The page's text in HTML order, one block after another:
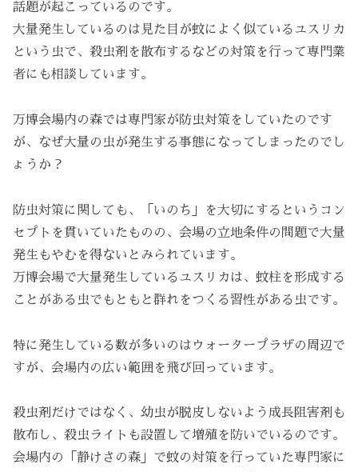
話題が起こっているのです。
大量発生しているのは見た目が蚊によく似ているユスリカ
という虫で、殺虫剤を散布するなどの対策を行って専門業
者にも相談しています。
万博会場内の森では専門家が防虫対策をしていたのです
が、なぜ大量の虫が発生する事態になってしまったのでし
ょうか？
防虫対策に関しても、「いのち」を大切にするというコン
セプトを貫いていたものの、会場の立地条件の問題で大量
発生もやむを得ないとみられています。
万博会場で大量発生しているユスリカは、蚊柱を形成する
ことがある虫でもともと群れをつくる習性がある虫です。
特に発生している数が多いのはウォータープラザの周辺で
すが、会場内の広い範囲を飛び回っています。
殺虫剤だけではなく、幼虫が脱皮しないよう成長阻害剤も
散布し、殺虫ライトも設置して増殖を防いでいるのです。
会場内の「静けさの森」で蚊の対策を行っていた専門家に